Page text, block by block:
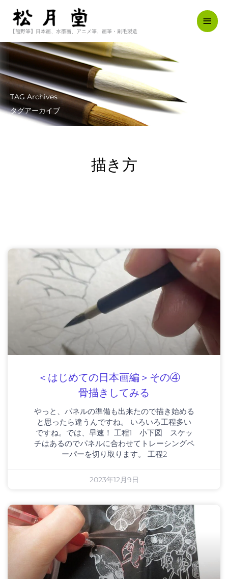
ス
キ
プ
【熊野筆】日本画、水墨画、アニメ筆、画筆・刷毛製造
メ
イ
TAG Archives
タグアーカイブ
描き方
＜はじめての日本画編＞その④
骨描きしてみる
やっと、パネルの準備も出来たので描き始める
と思ったら違うんですね。 いろいろ工程多い
ですね。では、早速！ 工程1 小下図 スケッ
チはあるのでパネルに合わせてトレーシングペ
ーパーを切り取ります。 工程2
2023年12月9日